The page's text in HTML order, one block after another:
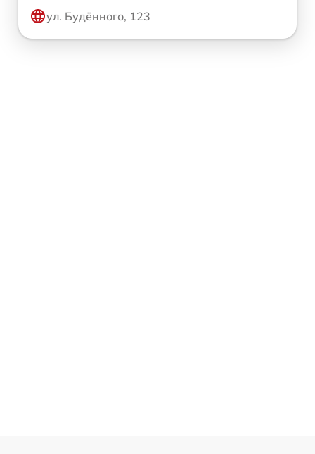
ул. Будённого, 123